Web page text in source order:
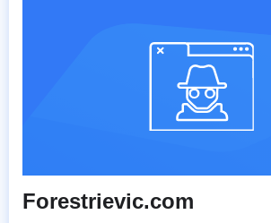
Forestrievic.com